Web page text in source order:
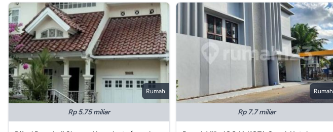
Rumah
Rp 5.75 miliar
Rumah
Rp 7.7 miliar